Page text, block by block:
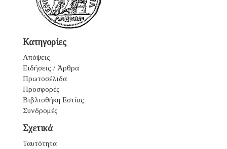
Κατηγορίες
Απόψεις
Ειδήσεις / Άρθρα
Πρωτοσέλιδα
Προσφορές
Βιβλιοθήκη Εστίας
Συνδρομές
Σχετικά
Ταυτότητα